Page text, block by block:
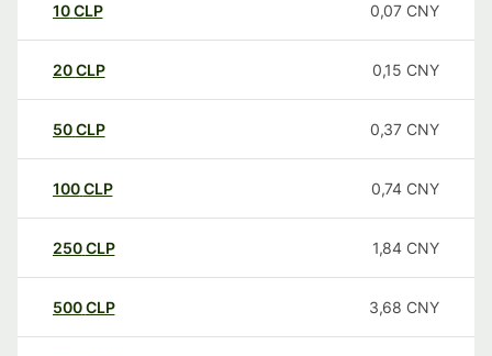
10CLP 0,07 CNY
20CLP 0,15 CNY
50CLP 0,37 CNY
100CLP 0,74 CNY
250CLP 1,84 CNY
500CLP 3,68 CNY